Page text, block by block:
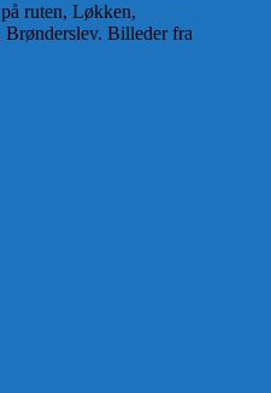
ruten, Løkken,
Brønderslev. Billeder fra